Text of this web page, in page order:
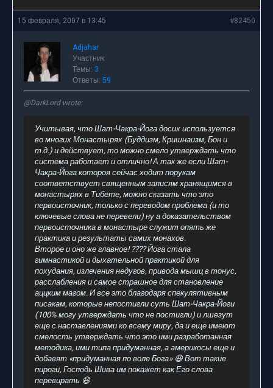
15 февраля, 2007 в 13:45 #82450
Adjahar
Участник
Темы: 3
Ответы: 59
@DarkLord wrote:
Учитывая, что Шат-Чакра-Йога досих используется
во многих Монастырях (Буддизм, Кришнаизм, Бон и
т.д.) и действует, то можно смело утверждать что
система работает и отлично! А так же если Шат-
Чакра-Йога котороя сейчас ходит порукам
соответствует священным записям хранящимся в
монастырях в Тибете, можно сказать что это
первоисточник, только с переводом проблема (и то
ключевые слова не перевели) ну а доказательством
первоисточника в монастыре служит опять же
практика и результаты самих монахов.
Второе и оно же главное! ???? Йога стала
гимнастикой и дыхательной практикой для
похудания, излечения недугов, привода мышц в тонус,
расслабления и самое страшное для становление
аццким магом. И все это благодаря спекулятивным
писакам, которые непостигли суть Шат-Чакра-Йоги
(100% могу утверждать что не постигли) и лшезут
еще с наставлениями ко всему миру, да и еще имеют
смелость утверждать что это ими разработанная
методика, ими типа придуманная, а америкосы еще и
добавят «придуманная по воле Бога» 😆 Вот такие
пироги, Господь Шива им покажет как Его слова
перевирать 😆